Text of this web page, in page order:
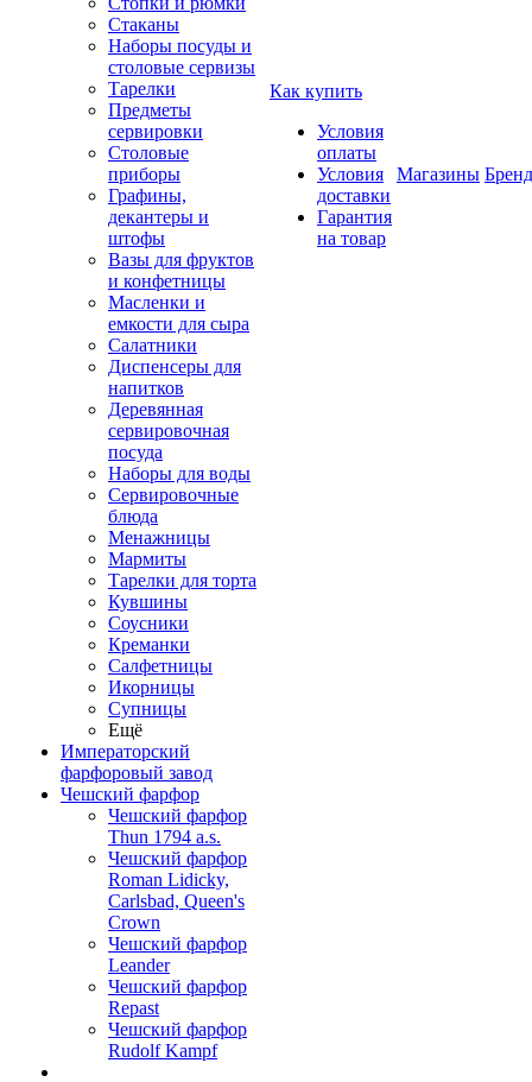
Стаканы
Наборы посуды и
столовые сервизы
Тарелки
Предметы
сервировки
Столовые
приборы
Графины,
декантеры и
штофы
Вазы для фруктов
и конфетницы
Масленки и
емкости для сыра
Салатники
Диспенсеры для
напитков
Деревянная
сервировочная
посуда
Наборы для воды
Сервировочные
блюда
Менажницы
Мармиты
Тарелки для торта
Кувшины
Соусники
Креманки
Салфетницы
Икорницы
Супницы
Ещё
Императорский
фарфоровый завод
Чешский фарфор
Чешский фарфор
Thun 1794 a.s.
Чешский фарфор
Roman Lidicky,
Carlsbad, Queen's
Crown
Чешский фарфор
Leander
Чешский фарфор
Repast
Чешский фарфор
Rudolf Kampf
Как купить
Условия
оплаты
Условия
доставки
Гарантия
на товар
Магазины